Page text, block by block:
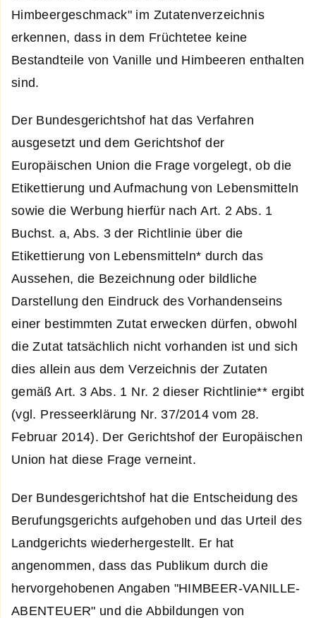
Himbeergeschmack" im Zutatenverzeichnis
erkennen, dass in dem Früchtetee keine
Bestandteile von Vanille und Himbeeren enthalten
sind.
Der Bundesgerichtshof hat das Verfahren
ausgesetzt und dem Gerichtshof der
Europäischen Union die Frage vorgelegt, ob die
Etikettierung und Aufmachung von Lebensmitteln
sowie die Werbung hierfür nach Art. 2 Abs. 1
Buchst. a, Abs. 3 der Richtlinie über die
Etikettierung von Lebensmitteln* durch das
Aussehen, die Bezeichnung oder bildliche
Darstellung den Eindruck des Vorhandenseins
einer bestimmten Zutat erwecken dürfen, obwohl
die Zutat tatsächlich nicht vorhanden ist und sich
dies allein aus dem Verzeichnis der Zutaten
gemäß Art. 3 Abs. 1 Nr. 2 dieser Richtlinie** ergibt
(vgl. Presseerklärung Nr. 37/2014 vom 28.
Februar 2014). Der Gerichtshof der Europäischen
Union hat diese Frage verneint.
Der Bundesgerichtshof hat die Entscheidung des
Berufungsgerichts aufgehoben und das Urteil des
Landgerichts wiederhergestellt. Er hat
angenommen, dass das Publikum durch die
hervorgehobenen Angaben "HIMBEER-VANILLE-
ABENTEUER" und die Abbildungen von